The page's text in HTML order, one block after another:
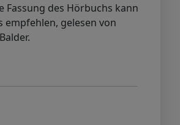
Fassung des Hörbuchs kann
empfehlen, gelesen von